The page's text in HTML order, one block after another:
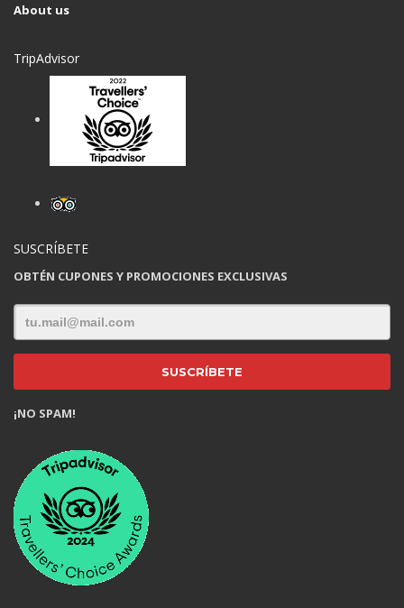
About us
TripAdvisor
SUSCRÍBETE
OBTÉN CUPONES Y PROMOCIONES EXCLUSIVAS
¡NO SPAM!